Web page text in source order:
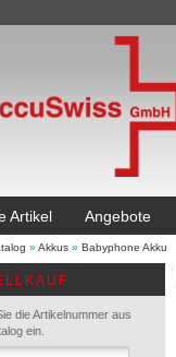
Artikel Angebote
» Akkus » Babyphone Akku
die Artikelnummer aus
ein.